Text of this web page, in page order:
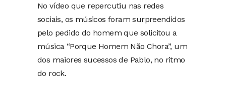
No vídeo que repercutiu nas redes
sociais, os músicos foram surpreendidos
pelo pedido do homem que solicitou a
música “Porque Homem Não Chora”, um
dos maiores sucessos de Pablo, no ritmo
do rock.